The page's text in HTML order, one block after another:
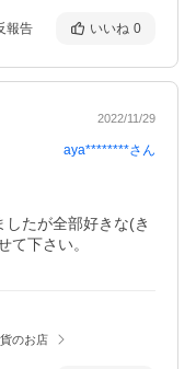
報告 いいね 0
2022/11/29
aya********さん
たが全部好きな(き
て下さい。
のお店